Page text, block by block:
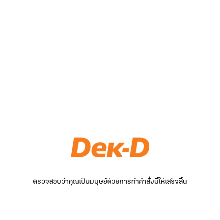
ตรวจสอบว่าคุณเป็นมนุษย์ด้วยการทำคำสั่งนี้ให้เสร็จสิ้น